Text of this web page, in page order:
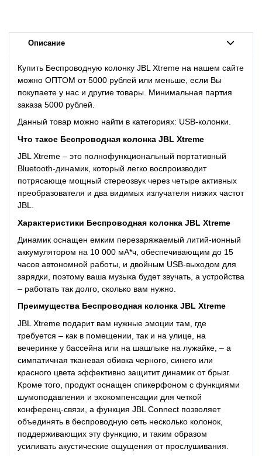
Описание
Купить Беспроводную колонку JBL Xtreme на нашем сайте
можно ОПТОМ от 5000 рублей или меньше, если Вы
покупаете у нас и другие товары. Минимальная партия
заказа 5000 рублей.
Данный товар можно найти в категориях: USB-колонки.
Что такое Беспроводная колонка JBL Xtreme
JBL Xtreme – это полнофункциональный портативный
Bluetooth-динамик, который легко воспроизводит
потрясающе мощный стереозвук через четыре активных
преобразователя и два видимых излучателя низких частот
JBL.
Характеристики Беспроводная колонка JBL Xtreme
Динамик оснащен емким перезаряжаемый литий-ионный
аккумулятором на 10 000 мА*ч, обеспечивающим до 15
часов автономной работы, и двойным USB-выходом для
зарядки, поэтому ваша музыка будет звучать, а устройства
– работать так долго, сколько вам нужно.
Преимущества Беспроводная колонка JBL Xtreme
JBL Xtreme подарит вам нужные эмоции там, где
требуется – как в помещении, так и на улице, на
вечеринке у бассейна или на шашлыке на лужайке, – а
симпатичная тканевая обивка черного, синего или
красного цвета эффективно защитит динамик от брызг.
Кроме того, продукт оснащен спикерфоном с функциями
шумоподавления и эхокомпенсации для четкой
конференц-связи, а функция JBL Connect позволяет
объединять в беспроводную сеть несколько колонок,
поддерживающих эту функцию, и таким образом
усиливать акустические ощущения от прослушивания.